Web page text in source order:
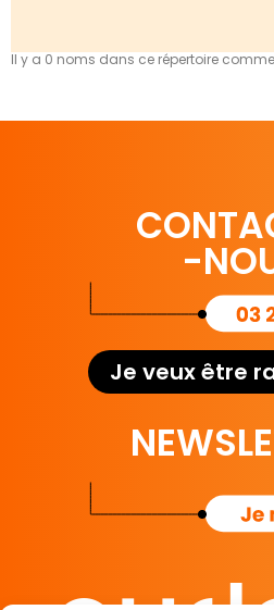
Il y a 0 noms dans ce répertoire
-
Je veux être